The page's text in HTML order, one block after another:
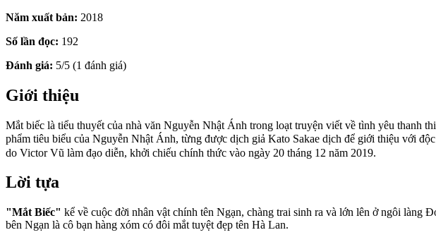
Năm xuất bản: 2018
Số lần đọc: 192
Đánh giá: 5/5 (1 đánh giá)
Giới thiệu
Mắt biếc là tiểu thuyết của nhà văn Nguyễn Nhật Ánh trong loạt truyện viết về tình yêu thanh
phẩm tiêu biểu của Nguyễn Nhật Ánh, từng được dịch giả Kato Sakae dịch để giới thiệu với
do Victor Vũ làm đạo diễn, khởi chiếu chính thức vào ngày 20 tháng 12 năm 2019.
Lời tựa
"Mắt Biếc" kể về cuộc đời nhân vật chính tên Ngạn, chàng trai sinh ra và lớn lên ở ngôi
bên Ngạn là cô bạn hàng xóm có đôi mắt tuyệt đẹp tên Hà Lan.